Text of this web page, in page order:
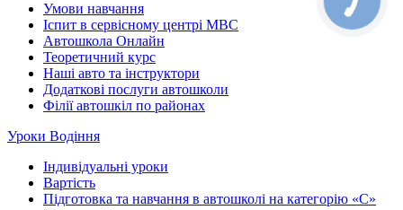
Умови навчання
Іспит в сервісному центрі МВС
Автошкола Онлайн
Теоретичний курс
Наші авто та інструктори
Додаткові послуги автошколи
Філії автошкіл по районах
Уроки Водіння
Індивідуальні уроки
Вартість
Підготовка та навчання в автошколі на категорію «C»